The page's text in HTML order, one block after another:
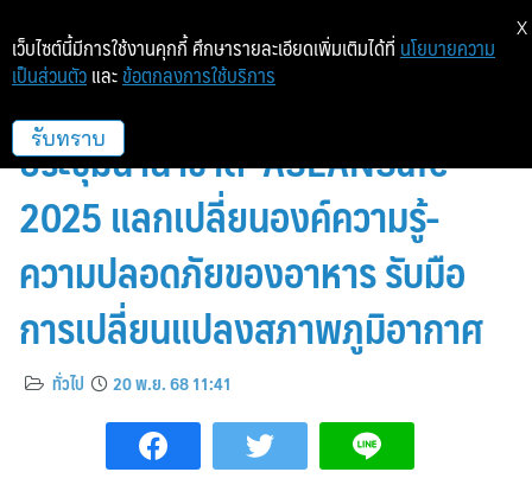
สวทช. ร่วมกับพันธมิตรจัดงาน
ประชุมนานาชาติ ASEANSafe
2025 แลกเปลี่ยนองค์ความรู้-
ความปลอดภัยของอาหาร รับมือ
การเปลี่ยนแปลงสภาพภูมิอากาศ
ทั่วไป 20 พ.ย. 68 11:41
เว็บไซต์นี้มีการใช้งานคุกกี้ ศึกษารายละเอียดเพิ่มเติมได้ที่ นโยบายความ
เป็นส่วนตัว และ ข้อตกลงการใช้บริการ
รับทราบ
X